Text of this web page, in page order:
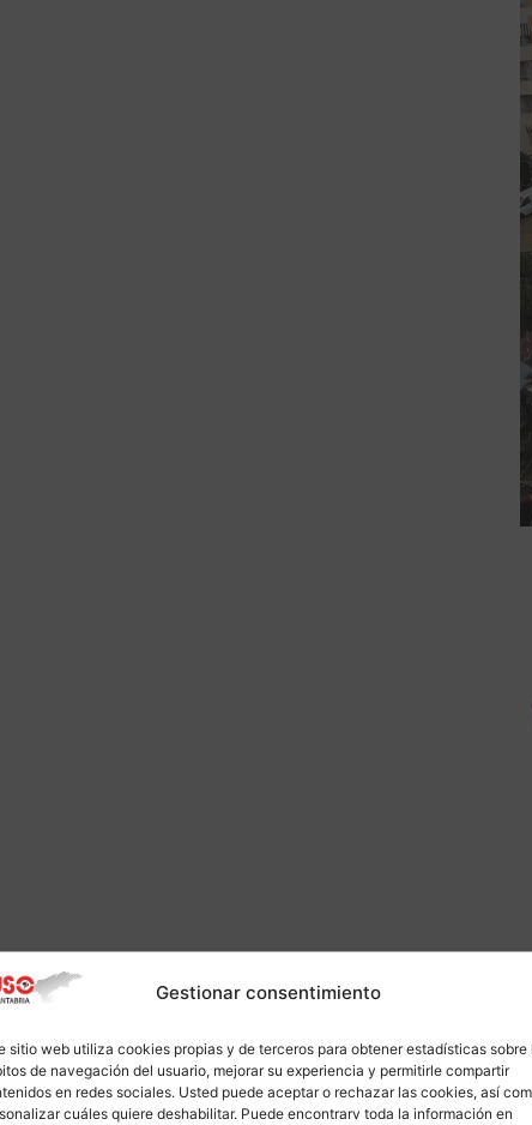
Gestionar consentimiento
sitio web utiliza cookies propias y de terceros para obtener estadísticas sobre
de navegación del usuario, mejorar su experiencia y permitirle compartir
en redes sociales. Usted puede aceptar o rechazar las cookies, así
cuáles quiere deshabilitar. Puede encontrarv toda la información en